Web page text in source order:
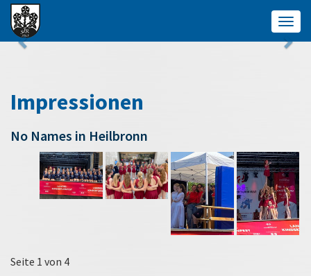
Impressionen
No Names in Heilbronn
Seite 1 von 4